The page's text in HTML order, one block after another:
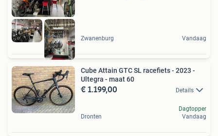
Zwanenburg Vandaag
Cube Attain GTC SL racefiets - 2023 -
Ultegra - maat 60
€ 1.199,00 Details
Dronten
Dagtopper
Vandaag